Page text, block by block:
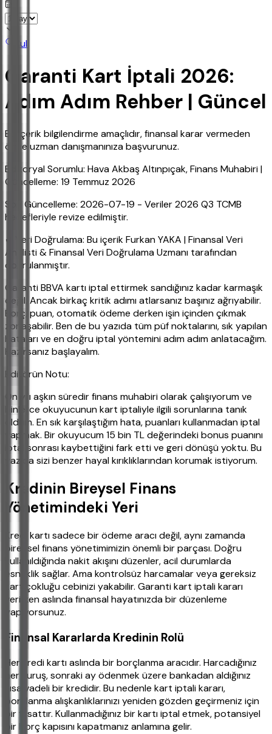
Bul
Garanti Kart İptali 2026:
Adım Adım Rehber | Güncel
Bu içerik bilgilendirme amaçlıdır, finansal karar vermeden
önce uzman danışmanınıza başvurunuz.
Editoryal Sorumlu: Hava Akbaş Altınpıçak, Finans Muhabiri |
Güncelleme: 19 Temmuz 2026
Son Güncelleme: 2026-07-19 - Veriler 2026 Q3 TCMB
hedefleriyle revize edilmiştir.
✔ Veri Doğrulama: Bu içerik Furkan YAKA | Finansal Veri
Analisti & Finansal Veri Doğrulama Uzmanı tarafından
doğrulanmıştır.
Garanti BBVA kartı iptal ettirmek sandığınız kadar karmaşık
değil. Ancak birkaç kritik adımı atlarsanız başınız ağrıyabilir.
Borç, puan, otomatik ödeme derken işin içinden çıkmak
zorlaşabilir. Ben de bu yazıda tüm püf noktalarını, sık yapılan
hataları ve en doğru iptal yöntemini adım adım anlatacağım.
Hazırsanız başlayalım.
Editörün Notu:
On yılı aşkın süredir finans muhabiri olarak çalışıyorum ve
binlerce okuyucunun kart iptaliyle ilgili sorunlarına tanık
oldum. En sık karşılaştığım hata, puanları kullanmadan iptal
yapmak. Bir okuyucum 15 bin TL değerindeki bonus puanını
iptal sonrası kaybettiğini fark etti ve geri dönüşü yoktu. Bu
yazıda sizi benzer hayal kırıklıklarından korumak istiyorum.
Kredinin Bireysel Finans
Yönetimindeki Yeri
Kredi kartı sadece bir ödeme aracı değil, aynı zamanda
bireysel finans yönetimimizin önemli bir parçası. Doğru
kullanıldığında nakit akışını düzenler, acil durumlarda
esneklik sağlar. Ama kontrolsüz harcamalar veya gereksiz
kart çokluğu cebinizi yakabilir. Garanti kart iptali kararı
verirken aslında finansal hayatınızda bir düzenleme
yapıyorsunuz.
Finansal Kararlarda Kredinin Rolü
Her kredi kartı aslında bir borçlanma aracıdır. Harcadığınız
her kuruş, sonraki ay ödenmek üzere bankadan aldığınız
kısa vadeli bir kredidir. Bu nedenle kart iptali kararı,
borçlanma alışkanlıklarınızı yeniden gözden geçirmeniz için
bir fırsattır. Kullanmadığınız bir kartı iptal etmek, potansiyel
bir borç kapısını kapatmanız anlamına gelir.